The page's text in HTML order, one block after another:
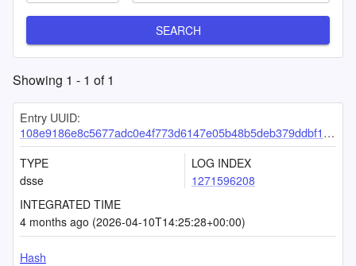
SEARCH
Showing 1 - 1 of1
Entry UUID:
108e9186e8c5677adc0e4f773d6147e05b48b5deb379ddbf1eb8ac9bd616d2c9da42ead0d4efb827
TYPE
dsse
LOG INDEX
1271596208
INTEGRATED TIME
4 months ago (2026-04-10T14:25:28+00:00)
Hash